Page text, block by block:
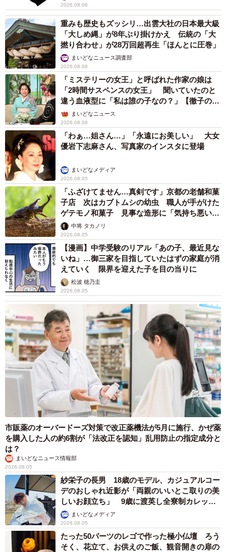
い子にあやかりたいと思いました。
さて、正式にG家の子なったコハクちゃんはというと、今ま
で以上に元気いっぱい！カーテンは上るものだし、ランド
セルは入るもの。娘と追いかけっこをして遊んだあとは、
お兄ちゃんのベッドの上で休憩。お母さんがお風呂に入っ
たら、湯船の蓋の上でのんびり。お父さんのお膝の上もお
気に入りの場所なんです。
一緒に学校へ行きたいのかな？コハクちゃんはランドセルが大好きです
気付けば、娘は抗アレルギー剤を飲まなくなっていまし
た。アレルギー症状が出なくなっていたのです。コハクち
ゃんのおかげかな？
毎日を大事に過ごしたい
2026.08.06
重みも歴史もズッシリ…出雲大社の日本最大級
「大しめ縄」が8年ぶり掛けかえ 伝統の「大
撚り合わせ」が28万回超再生「ほんとに圧巻」
まいどなニュース調査部
2026.08.06
「ミステリーの女王」と呼ばれた作家の娘は
「2時間サスペンスの女王」 聞いていたのと
違う血液型に「私は誰の子なの？」【徹子の部
屋】まいどなニュース
2026.08.06
「わぁ…姐さん…」「永遠にお美しい」 大女
優岩下志麻さん、写真家のインスタに登場
まいどなメディア
2026.08.05
「ふざけてません…真剣です」京都の老舗和菓
子店 次はカブトムシの幼虫 職人が手がけた
ゲテモノ和菓子 見事な造形に「気持ち悪いく
らいリアル」
中将 タカノリ
2026.08.05
【漫画】中学受験のリアル「あの子、最近見な
いね」…御三家を目指していたはずの家庭が消
えていく 限界を迎えた子を目の当りに
松波 穂乃圭
2026.08.05
市販薬のオーバードーズ対策で改正薬機法が5月に施行、かぜ薬
を購入した人の約6割が「法改正を認知」乱用防止の指定成分と
は？
まいどなニュース情報部
2026.08.05
紗栄子の長男 18歳のモデル、カジュアルコー
デのおしゃれ近影が「両親のいいとこ取りの美
しいお顔立ち」 9歳に渡英し全寮制カレッジ
で学ぶまいどなメディア
2026.08.05
たった50パーツのレゴで作った極小仏壇 ろう
そく、花立て、お供えのご飯、観音開きの扉の